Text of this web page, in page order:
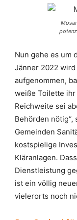
Nun gehe es um
Jänner 2022
aufgenommen,
weiße Toilette
Reichweite sei
Behörden nötig“,
Gemeinden
kostspielige
Kläranlagen.
Dienstleistung
ist ein völlig
vielerorts noch